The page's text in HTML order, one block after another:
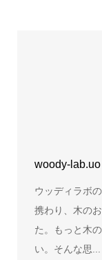
woody-lab.uo
ウッディラボ
携わり、木の
た。もっと木
い。そんな思...